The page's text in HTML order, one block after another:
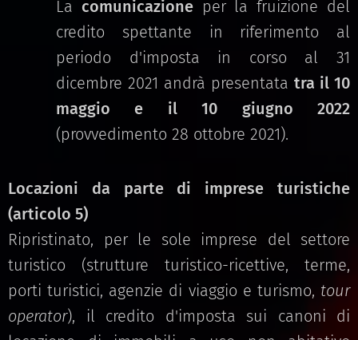
La comunicazioneper la fruizione del
credito spettante in riferimento al
periodo d'imposta in corso al 31
dicembre 2021 andrà presentata tra il 10
maggio e il 10 giugno 2022
(provvedimento 28 ottobre 2021).
Locazioni da parte di imprese turistiche
(articolo 5)
Ripristinato, per le sole imprese del settore
turistico (strutture turistico-ricettive, terme,
porti turistici, agenzie di viaggio e turismo, tour
operator), il credito d'imposta sui canoni di